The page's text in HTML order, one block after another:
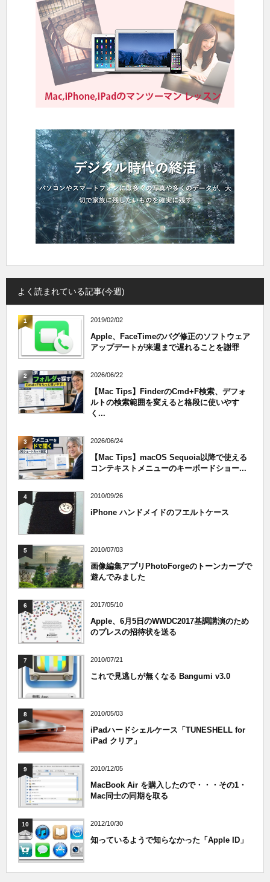
よく読まれている記事(今週)
1 2019/02/02
Apple、FaceTimeのバグ修正のソフトウェア
アップデートが来週まで遅れることを謝罪
2 2026/06/22
【Mac Tips】FinderのCmd+F検索、デフォ
ルトの検索範囲を変えると格段に使いやす
く...
3 2026/06/24
【Mac Tips】macOS Sequoia以降で使える
コンテキストメニューのキーボードショー...
4 2010/09/26
iPhone ハンドメイドのフエルトケース
5 2010/07/03
画像編集アプリPhotoForgeのトーンカーブで
遊んでみました
6 2017/05/10
Apple、6月5日のWWDC2017基調講演のため
のプレスの招待状を送る
7 2010/07/21
これで見逃しが無くなる Bangumi v3.0
8 2010/05/03
iPadハードシェルケース「TUNESHELL for
iPad クリア」
9 2010/12/05
MacBook Air を購入したので・・・その1・
Mac同士の同期を取る
10 2012/10/30
知っているようで知らなかった「Apple ID」